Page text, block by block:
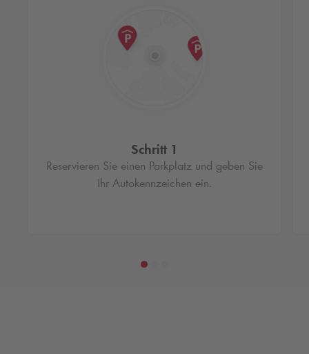
Schritt 1
Reservieren Sie einen Parkplatz und geben Sie
Ihr Autokennzeichen ein.